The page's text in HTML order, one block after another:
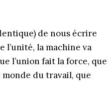
de nous écrire
la machine va
l’union fait la force, que
monde du travail, que